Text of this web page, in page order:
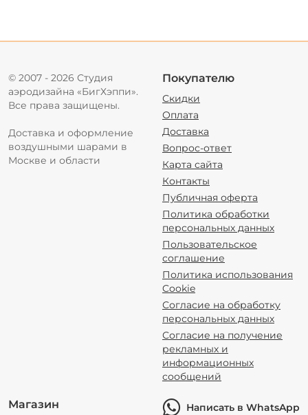
© 2007 - 2026 Студия
аэродизайна «БигХэппи».
Все права защищены.
Доставка и оформление
воздушными шарами в
Москве и области
Покупателю
Скидки
Оплата
Доставка
Вопрос-ответ
Карта сайта
Контакты
Публичная оферта
Политика обработки
персональных данных
Пользовательское
соглашение
Политика использования
Cookie
Согласие на обработку
персональных данных
Согласие на получение
рекламных и
информационных
сообщений
Магазин
Написать в WhatsApp